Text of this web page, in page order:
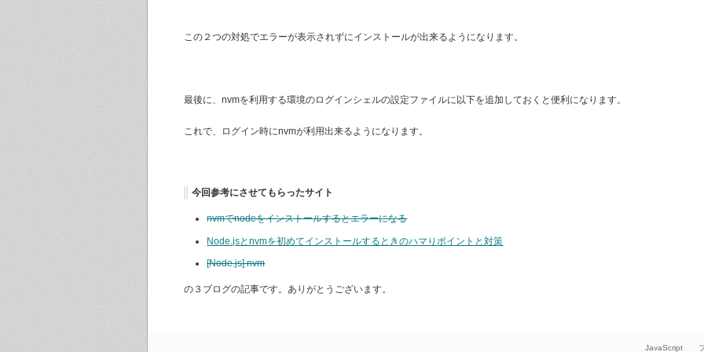
この２つの対処でエラーが表示されずにインストールが出来るようになります。
最後に、nvmを利用する環境のログインシェルの設定ファイルに以下を追加しておくと便利になります。
これで、ログイン時にnvmが利用出来るようになります。
今回参考にさせてもらったサイト
nvmでnodeをインストールするとエラーになる
Node.jsとnvmを初めてインストールするときのハマりポイントと対策
[Node.js] nvm
の３ブログの記事です。ありがとうございます。
JavaScript